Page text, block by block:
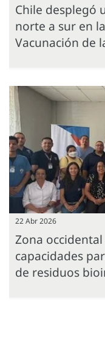
Chile desplegó
norte a sur en
Vacunación de
22 Abr 2026
Zona
capacidades
de residuos